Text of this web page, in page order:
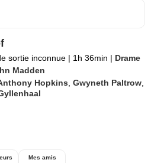
sortie inconnue | 1h 36min | Drame
Madden
Hopkins ,Gwyneth Paltrow
Mes amis